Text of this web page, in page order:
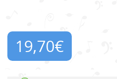
19,70€